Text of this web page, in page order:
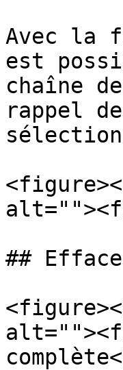
Avec la
est
chaîne
rappel
##